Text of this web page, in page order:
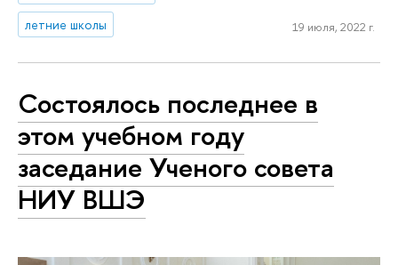
летние школы 19 июля, 2022 г.
Состоялось последнее в
этом учебном году
заседание Ученого совета
НИУ ВШЭ